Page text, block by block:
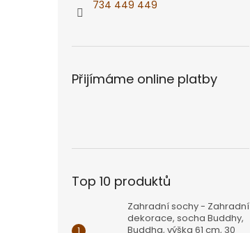
734 449 449
Přijímáme online platby
Top 10 produktů
Zahradní sochy - Zahradní
dekorace, socha Buddhy,
Buddha, výška 61 cm, 30